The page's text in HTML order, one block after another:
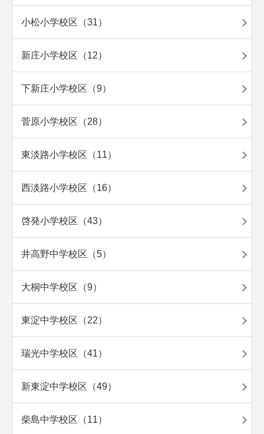
小松小学校区（31）
新庄小学校区（12）
下新庄小学校区（9）
菅原小学校区（28）
東淡路小学校区（11）
西淡路小学校区（16）
啓発小学校区（43）
井高野中学校区（5）
大桐中学校区（9）
東淀中学校区（22）
瑞光中学校区（41）
新東淀中学校区（49）
柴島中学校区（11）